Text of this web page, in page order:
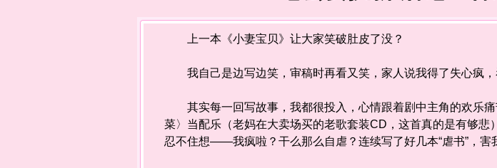
上一本《小妻宝贝》让大家笑破肚皮了没？
我自己是边写边笑，审稿时再看又笑，家人说我得了失心疯，
其实每一回写故事，我都很投入，心情跟着剧中主角的欢乐痛
菜〉当配乐（老妈在大卖场买的老歌套装CD，这首真的是有够
忍不住想——我疯啦？干么那么自虐？连续写了好几本“虐书”，害